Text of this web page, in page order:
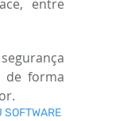
entre
de forma
SOFTWARE